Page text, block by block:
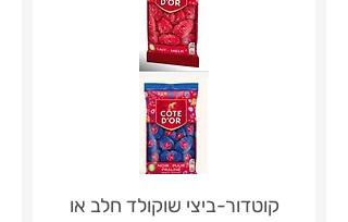
קוטדור-ביצי שוקולד חלב או